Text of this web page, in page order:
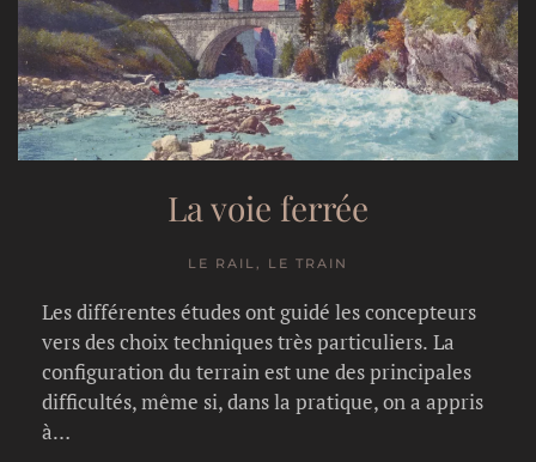
La voie ferrée
LE RAIL, LE TRAIN
Les différentes études ont guidé les concepteurs
vers des choix techniques très particuliers. La
configuration du terrain est une des principales
difficultés, même si, dans la pratique, on a appris
à…